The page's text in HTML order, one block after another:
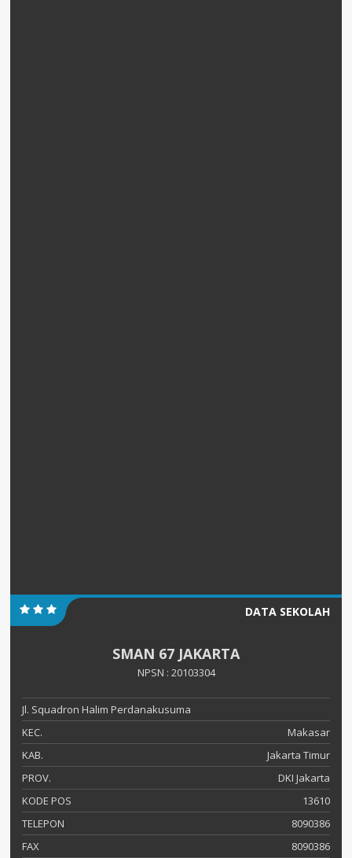
DATA SEKOLAH
SMAN 67 JAKARTA
NPSN : 20103304
Jl. Squadron Halim Perdanakusuma
KEC.
Makasar
KAB.
Jakarta Timur
PROV.
DKI Jakarta
KODE POS
13610
TELEPON
8090386
FAX
8090386